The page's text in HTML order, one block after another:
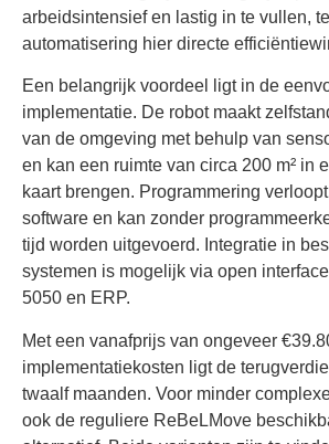
arbeidsintensief en lastig in te vullen,
automatisering hier directe
Een belangrijk voordeel ligt in de
implementatie. De robot maakt
van de omgeving met behulp van
en kan een ruimte van circa 200 m² in
kaart brengen. Programmering
software en kan zonder
tijd worden uitgevoerd. Integratie in
systemen is mogelijk via open
5050 en ERP.
Met een vanafprijs van ongeveer
implementatiekosten ligt de
twaalf maanden. Voor minder
ook de reguliere ReBeLMove